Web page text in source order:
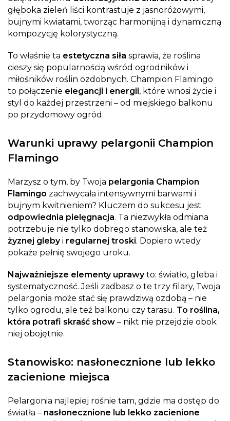
głęboka zieleń liści kontrastuje z jasnoróżowymi,
bujnymi kwiatami, tworząc harmonijną i dynamiczną
kompozycję kolorystyczną.
To właśnie ta estetyczna siła sprawia, że roślina
cieszy się popularnością wśród ogrodników i
miłośników roślin ozdobnych. Champion Flamingo
to połączenie elegancji i energii, które wnosi życie i
styl do każdej przestrzeni – od miejskiego balkonu
po przydomowy ogród.
Warunki uprawy pelargonii Champion
Flamingo
Marzysz o tym, by Twoja pelargonia Champion
Flamingo zachwycała intensywnymi barwami i
bujnym kwitnieniem? Kluczem do sukcesu jest
odpowiednia pielęgnacja. Ta niezwykła odmiana
potrzebuje nie tylko dobrego stanowiska, ale też
żyznej glebyi regularnej troski. Dopiero wtedy
pokaże pełnię swojego uroku.
Najważniejsze elementy uprawyto: światło, gleba i
systematyczność. Jeśli zadbasz o te trzy filary, Twoja
pelargonia może stać się prawdziwą ozdobą – nie
tylko ogrodu, ale też balkonu czy tarasu. To roślina,
która potrafi skraść show – nikt nie przejdzie obok
niej obojętnie.
Stanowisko: nasłonecznione lub lekko
zacienione miejsca
Pelargonia najlepiej rośnie tam, gdzie ma dostęp do
światła – nasłonecznione lub lekko zacienione